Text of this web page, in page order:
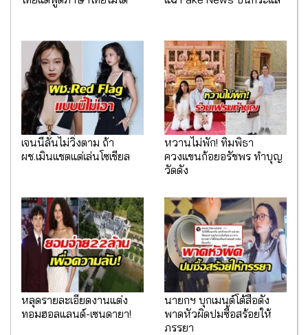
เจนนี่ลั่นไม่วิ่งตาม ถ้า
ผช.เมินแชตแต่เล่นโซเชียล
หวานไม่พัก! ทิมพิธา
ควงแขนก้อยอรัชพร ทำบุญ
วัดดัง
หลุดรายละเอียดงานแต่ง
ทอมฮอลแลนด์-เซนดายา!
นายกฯ บุกเมนต์โต้สื่อดัง
พาดหัวผิดปมซื้อสร้อยให้
ภรรยา